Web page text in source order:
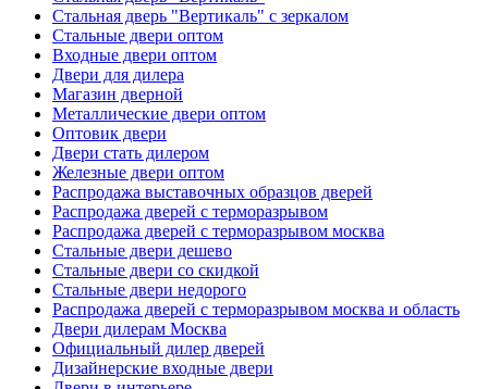
Стальная дверь "Вертикаль" с зеркалом
Стальные двери оптом
Входные двери оптом
Двери для дилера
Магазин дверной
Металлические двери оптом
Оптовик двери
Двери стать дилером
Железные двери оптом
Распродажа выставочных образцов дверей
Распродажа дверей с терморазрывом
Распродажа дверей с терморазрывом москва
Стальные двери дешево
Стальные двери со скидкой
Стальные двери недорого
Распродажа дверей с терморазрывом москва и область
Двери дилерам Москва
Официальный дилер дверей
Дизайнерские входные двери